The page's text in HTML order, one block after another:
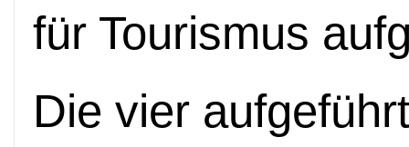
für Tourismus
Die vier